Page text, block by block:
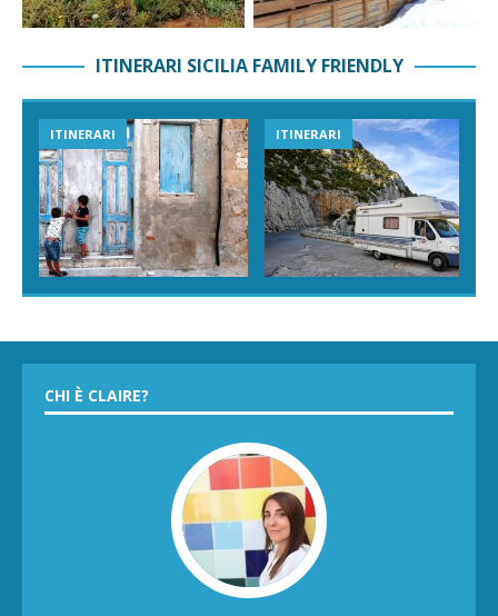
ITINERARI SICILIA FAMILY FRIENDLY
ITINERARI ITINERARI
CHI È CLAIRE?